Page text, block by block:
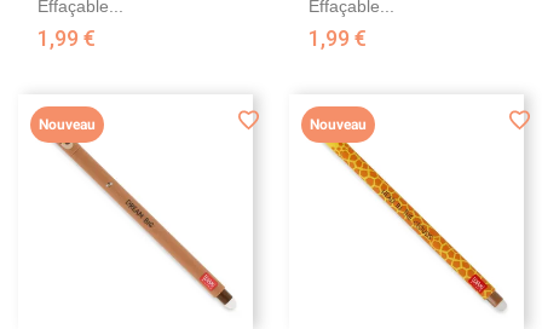
Effaçable...
1,99 €
Effaçable...
1,99 €
Nouveau Nouveau